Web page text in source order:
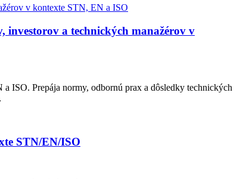
investorov a technických manažérov v
ISO. Prepája normy, odbornú prax a dôsledky technických
STN/EN/ISO